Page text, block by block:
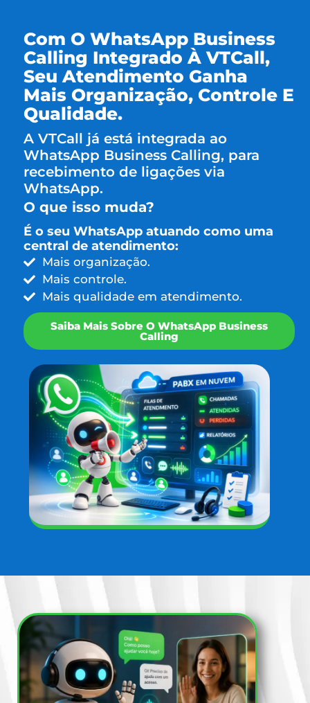
Com O WhatsApp Business
Calling Integrado À VTCall,
Seu Atendimento Ganha
Mais Organização, Controle E
Qualidade.
A VTCall já está integrada ao
WhatsApp Business Calling, para
recebimento de ligações via
WhatsApp.
O que isso muda?
É o seu WhatsApp atuando como uma
central de atendimento:
Mais organização.
Mais controle.
Mais qualidade em atendimento.
Saiba Mais Sobre O WhatsApp Business
Calling